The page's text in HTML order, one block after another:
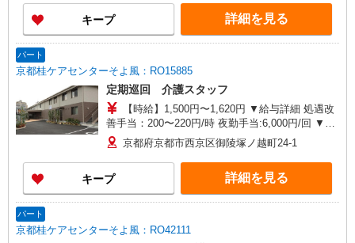
報酬：平均33.8万円（最高額130万円） ※2025年6
月支給実績 ※処遇改善手当は試用期間中(3ヶ月)は
支給なし
キープ 詳細を見る
パート
京都桂ケアセンターそよ風：RO15885
定期巡回 介護スタッフ
【時給】1,500円〜1,620円 ▼給与詳細 処遇改
善手当：200〜220円/時 夜勤手当:6,000円/回 ▼下
記別途支給 通勤手当 年末年始手当：380円/時
※12/300時〜1/324時 寸志あり：年2回（6月・12
月） ※業績による ※処遇改善手当は試用期間中(3
ヶ月)は支給なし
京都府京都市西京区御陵塚ノ越町24-1
キープ 詳細を見る
パート
京都桂ケアセンターそよ風：RO42111